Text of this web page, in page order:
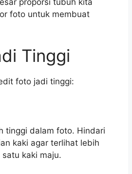
proporsi tubuh kita
foto untuk membuat
Tinggi
foto jadi tinggi:
tinggi dalam foto. Hindari
kaki agar terlihat lebih
kaki maju.